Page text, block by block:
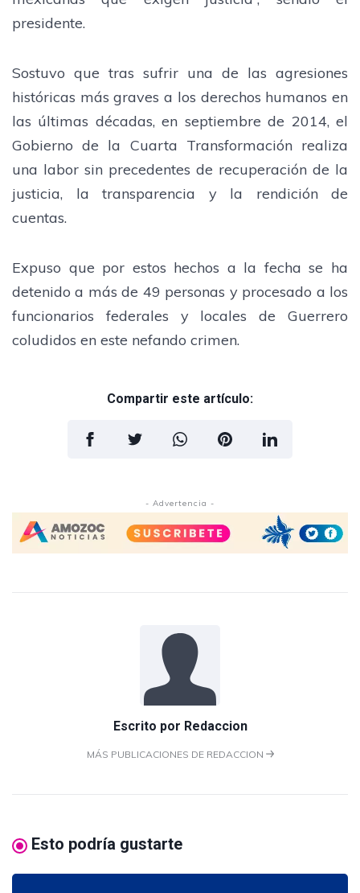
presidente.
Sostuvo que tras sufrir una de las agresiones
históricas más graves a los derechos humanos en
las últimas décadas, en septiembre de 2014, el
Gobierno de la Cuarta Transformación realiza
una labor sin precedentes de recuperación de la
justicia, la transparencia y la rendición de
cuentas.
Expuso que por estos hechos a la fecha se ha
detenido a más de 49 personas y procesado a los
funcionarios federales y locales de Guerrero
coludidos en este nefando crimen.
Compartir este artículo:
- Advertencia -
Escrito por Redaccion
MÁS PUBLICACIONES DE REDACCION
Esto podría gustarte